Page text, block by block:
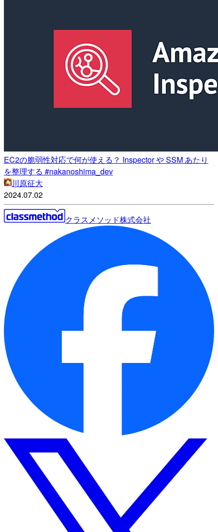
EC2の脆弱性対応で何が使える？ Inspector や SSM あたり
を整理する #nakanoshima_dev
川原征大
2024.07.02
クラスメソッド株式会社